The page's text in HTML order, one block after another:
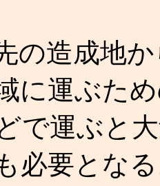
の造成地
に運ぶた
で運ぶと
必要とな